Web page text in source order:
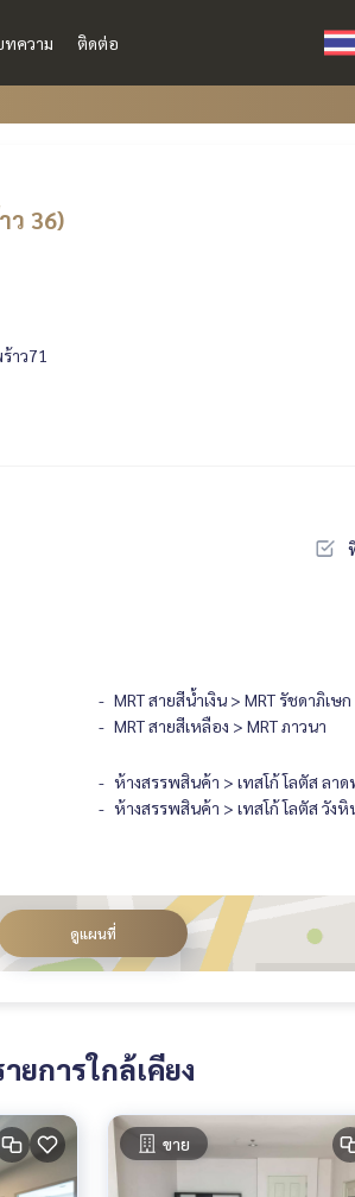
ความ ติดต่อ
ว 36)
าว71
MRT สายสีน้ำเงิน > MRT รัชดาภิเษก
MRT สายสีเหลือง > MRT ภาวนา
ห้างสรรพสินค้า > เทสโก้ โลตัส ลาด
ห้างสรรพสินค้า > เทสโก้ โลตัส วังหิ
ดูแผนที่
ายการใกล้เคียง
ขาย